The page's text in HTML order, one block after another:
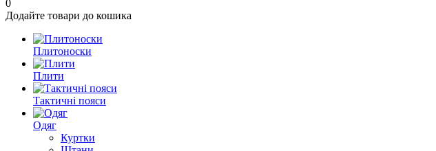
0
Додайте товари до кошика
Плитоноски
Плити
Тактичні пояси
Одяг
Куртки